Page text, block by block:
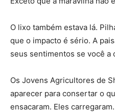
O lixo também estava lá.
que o impacto é sério. A
seus sentimentos se você a
Os Jovens Agricultores de
aparecer para consertar o
ensacaram. Eles